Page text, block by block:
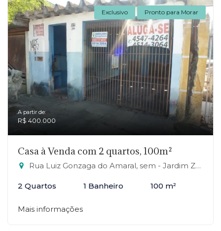
Exclusivo Pronto para Morar
A partir de:
R$ 400.000
Casa à Venda com 2 quartos, 100m²
Rua Luiz Gonzaga do Amaral, sem - Jardim Zaira, Mauá-SP
2 Quartos 1 Banheiro 100 m²
Mais informações